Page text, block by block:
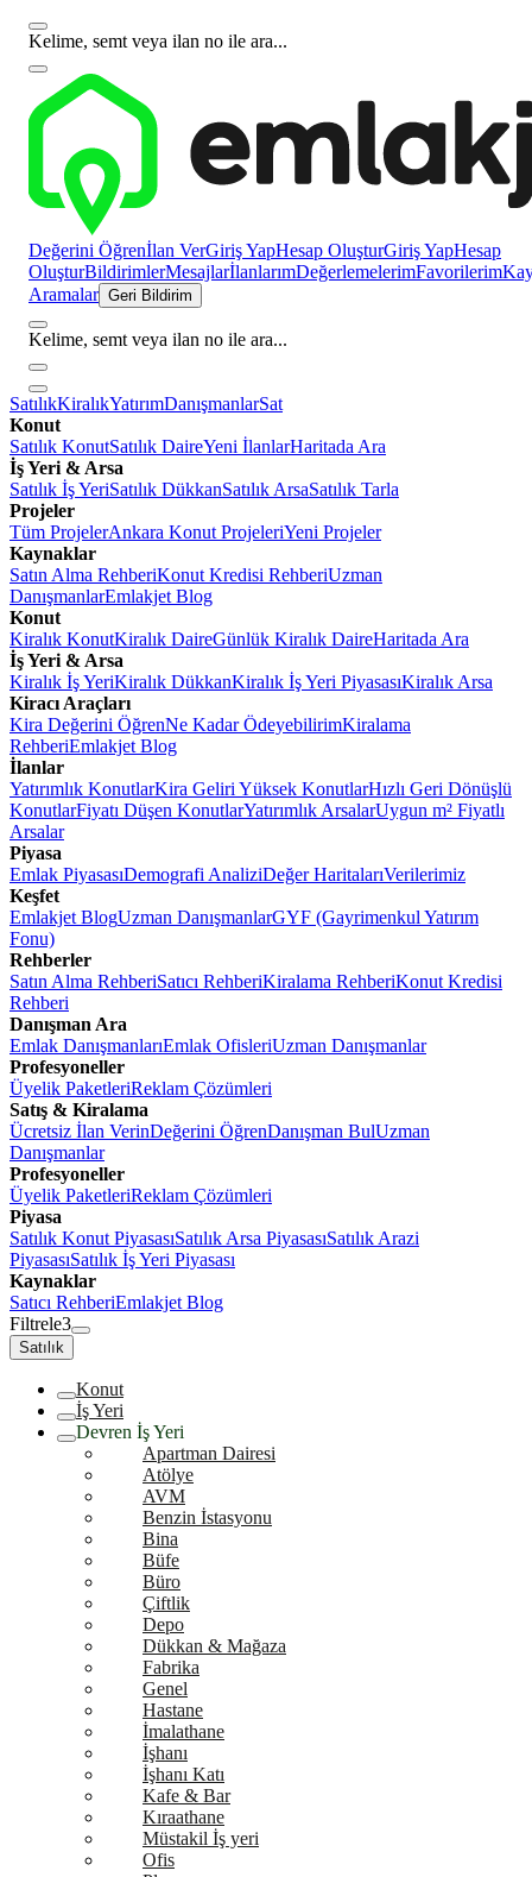
Kelime, semt veya ilan no ile ara...
Değerini Öğrenİlan VerGiriş YapHesap OluşturGiriş YapHesap
OluşturBildirimlerMesajlarİlanlarımDeğerlemelerimFavorilerim
Aramalar Geri Bildirim
Kelime, semt veya ilan no ile ara...
SatılıkKiralıkYatırımDanışmanlarSat
Konut
Satılık KonutSatılık DaireYeni İlanlarHaritada Ara
İş Yeri & Arsa
Satılık İş YeriSatılık DükkanSatılık ArsaSatılık Tarla
Projeler
Tüm ProjelerAnkara Konut ProjeleriYeni Projeler
Kaynaklar
Satın Alma RehberiKonut Kredisi RehberiUzman
DanışmanlarEmlakjet Blog
Konut
Kiralık KonutKiralık DaireGünlük Kiralık DaireHaritada Ara
İş Yeri & Arsa
Kiralık İş YeriKiralık DükkanKiralık İş Yeri PiyasasıKiralık Arsa
Kiracı Araçları
Kira Değerini ÖğrenNe Kadar ÖdeyebilirimKiralama
RehberiEmlakjet Blog
İlanlar
Yatırımlık KonutlarKira Geliri Yüksek KonutlarHızlı Geri Dönüşlü
KonutlarFiyatı Düşen KonutlarYatırımlık ArsalarUygun m² Fiyatlı
Arsalar
Piyasa
Emlak PiyasasıDemografi AnaliziDeğer HaritalarıVerilerimiz
Keşfet
Emlakjet BlogUzman DanışmanlarGYF (Gayrimenkul Yatırım
Fonu)
Rehberler
Satın Alma RehberiSatıcı RehberiKiralama RehberiKonut Kredisi
Rehberi
Danışman Ara
Emlak DanışmanlarıEmlak OfisleriUzman Danışmanlar
Profesyoneller
Üyelik PaketleriReklam Çözümleri
Satış & Kiralama
Ücretsiz İlan VerinDeğerini ÖğrenDanışman BulUzman
Danışmanlar
Profesyoneller
Üyelik PaketleriReklam Çözümleri
Piyasa
Satılık Konut PiyasasıSatılık Arsa PiyasasıSatılık Arazi
PiyasasıSatılık İş Yeri Piyasası
Kaynaklar
Satıcı RehberiEmlakjet Blog
Filtrele3
Satılık
Konut
İş Yeri
Devren İş Yeri
Apartman Dairesi
Atölye
AVM
Benzin İstasyonu
Bina
Büfe
Büro
Çiftlik
Depo
Dükkan & Mağaza
Fabrika
Genel
Hastane
İmalathane
İşhanı
İşhanı Katı
Kafe & Bar
Kıraathane
Müstakil İş yeri
Ofis